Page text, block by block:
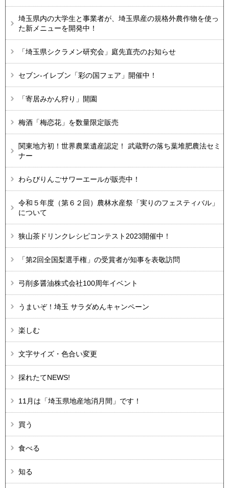
埼玉県内の大学生と事業者が、埼玉県産の規格外農作物を使っ
た新メニューを開発中！
「埼玉県シクラメン研究会」庭先直売のお知らせ
セブン-イレブン「彩の国フェア」開催中！
「寄居みかん狩り」開園
梅酒「梅恋花」を数量限定販売
関東地方初！世界農業遺産認定！ 武蔵野の落ち葉堆肥農法セミ
ナー
わらびりんごサワーエールが販売中！
令和５年度（第６２回）農林水産祭「実りのフェスティバル」
について
狭山茶ドリンクレシピコンテスト2023開催中！
「第2回全国梨選手権」の受賞者が知事を表敬訪問
弓削多醤油株式会社100周年イベント
うまいぞ！埼玉 サラダめんキャンペーン
楽しむ
文字サイズ・色合い変更
採れたてNEWS!
11月は「埼玉県地産地消月間」です！
買う
食べる
知る